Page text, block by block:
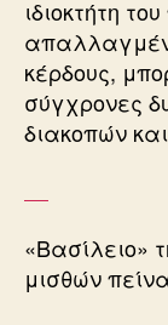
ιδιοκτήτη
κέρδους,
σύγχρονες
διακοπών
«Βασίλειο»
μισθών